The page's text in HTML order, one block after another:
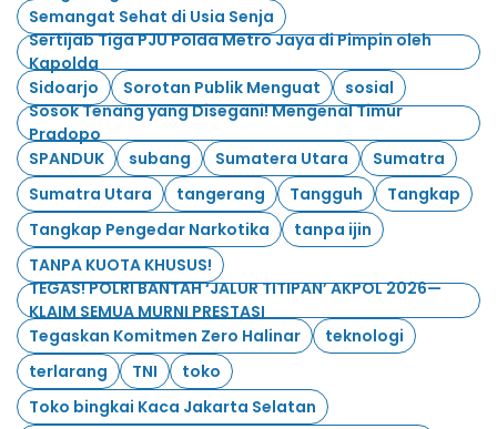
Semangat Sehat di Usia Senja
Sertijab Tiga PJU Polda Metro Jaya di Pimpin oleh
Kapolda
Sidoarjo
Sorotan Publik Menguat
sosial
Sosok Tenang yang Disegani! Mengenal Timur
Pradopo
SPANDUK
subang Sumatera Utara
Sumatra
Sumatra Utara
tangerang Tangguh
Tangkap
Tangkap Pengedar Narkotika
tanpa ijin
TANPA KUOTA KHUSUS!
TEGAS! POLRI BANTAH ‘JALUR TITIPAN’ AKPOL 2026—
KLAIM SEMUA MURNI PRESTASI
Tegaskan Komitmen Zero Halinar
teknologi
terlarang
TNI
toko
Toko bingkai Kaca Jakarta Selatan